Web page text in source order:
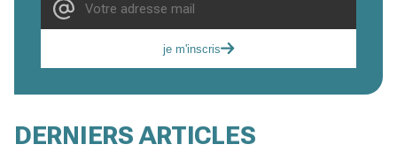
je m'inscris
DERNIERS ARTICLES